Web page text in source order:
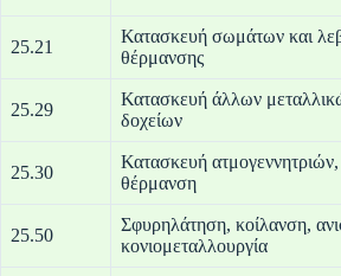
25.21
Κατασκευή σωμάτων και
25.29
Κατασκευή άλλων
25.30
Κατασκευή ατμογεννητριών,
25.50
Σφυρηλάτηση, κοίλανση,